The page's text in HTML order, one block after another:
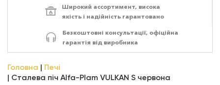
АКСЕСУАРИ
Широкий ассортимент, висока
якість і надійність гарантовано
Безкоштовні консультації, офіційна
гарантія від виробника
Головна
Печі
Сталева піч Alfa-Plam VULKAN S червона